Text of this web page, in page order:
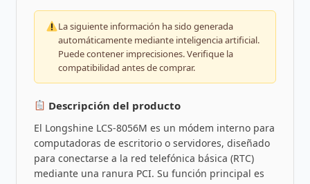
La siguiente información ha sido generada
automáticamente mediante inteligencia artificial.
Puede contener imprecisiones. Verifique la
compatibilidad antes de comprar.
Descripción del producto
El Longshine LCS-8056M es un módem interno para
computadoras de escritorio o servidores, diseñado
para conectarse a la red telefónica básica (RTC)
mediante una ranura PCI. Su función principal es